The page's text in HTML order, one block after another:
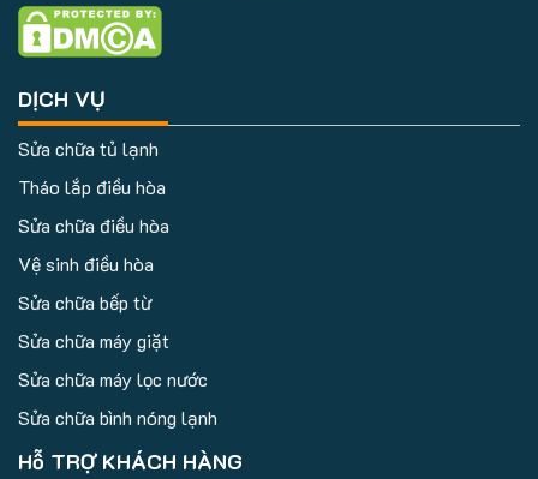
DỊCH VỤ
Sửa chữa tủ lạnh
Tháo lắp điều hòa
Sửa chữa điều hòa
Vệ sinh điều hòa
Sửa chữa bếp từ
Sửa chữa máy giặt
Sửa chữa máy lọc nước
Sửa chữa bình nóng lạnh
Hỗ TRỢ KHÁCH HÀNG